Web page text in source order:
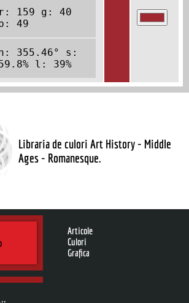
r: 159 g: 40
49
355.46° s:
l: 39%
Libraria de culori Art History - Middle
Ages - Romanesque.
Articole
Culori
Grafica